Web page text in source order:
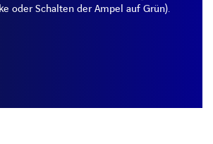
oder Schalten der Ampel auf Grün).